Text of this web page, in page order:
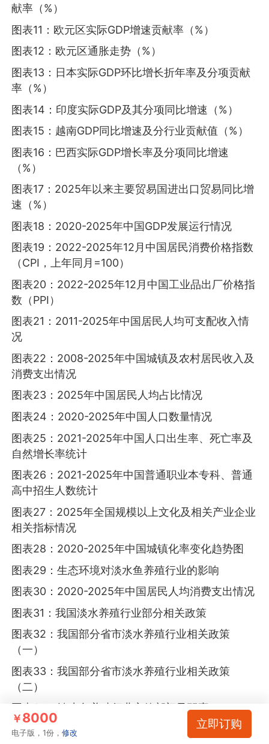
献率（%）
图表11：欧元区实际GDP增速贡献率（%）
图表12：欧元区通胀走势（%）
图表13：日本实际GDP环比增长折年率及分项贡献
率（%）
图表14：印度实际GDP及其分项同比增速（%）
图表15：越南GDP同比增速及分行业贡献值（%）
图表16：巴西实际GDP增长率及分项同比增速
（%）
图表17：2025年以来主要贸易国进出口贸易同比增
速（%）
图表18：2020-2025年中国GDP发展运行情况
图表19：2022-2025年12月中国居民消费价格指数
（CPI，上年同月=100）
图表20：2022-2025年12月中国工业品出厂价格指
数（PPI）
图表21：2011-2025年中国居民人均可支配收入情
况
图表22：2008-2025年中国城镇及农村居民收入及
消费支出情况
图表23：2025年中国居民人均占比情况
图表24：2020-2025年中国人口数量情况
图表25：2021-2025年中国人口出生率、死亡率及
自然增长率统计
图表26：2021-2025年中国普通职业本专科、普通
高中招生人数统计
图表27：2025年全国规模以上文化及相关产业企业
相关指标情况
图表28：2020-2025年中国城镇化率变化趋势图
图表29：生态环境对淡水鱼养殖行业的影响
图表30：2020-2025年中国居民人均消费支出情况
图表31：我国淡水养殖行业部分相关政策
图表32：我国部分省市淡水养殖行业相关政策
（一）
图表33：我国部分省市淡水养殖行业相关政策
（二）
图表34：淡水鱼养殖行业主管部门及职责
图表35：我国水产养殖行业部分相关政策
￥8000
电子版，1份，修改
立即订购